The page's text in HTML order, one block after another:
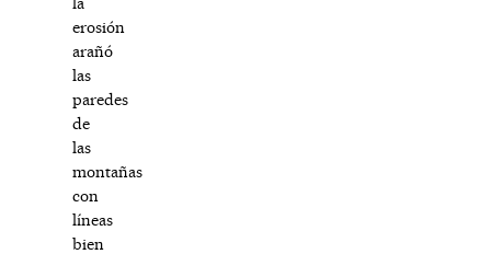
erosión
arañó
las
paredes
de
las
montañas
con
líneas
bien